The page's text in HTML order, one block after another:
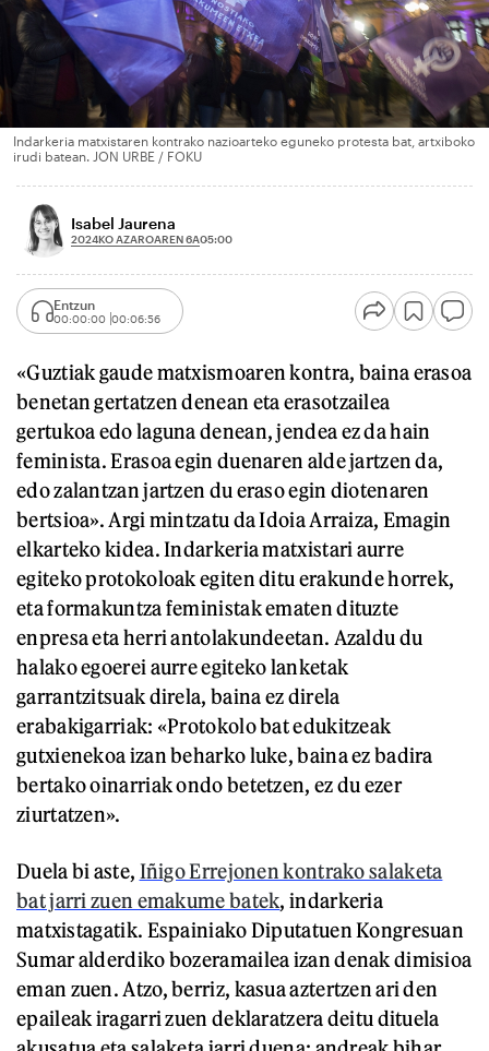
Indarkeria matxistaren kontrako nazioarteko eguneko protesta bat, artxiboko
irudi batean. JON URBE / FOKU
Isabel Jaurena
2024KO AZAROAREN 6A05:00
Entzun
00:00:00 00:06:56
«Guztiak gaude matxismoaren kontra, baina erasoa
benetan gertatzen denean eta erasotzailea
gertukoa edo laguna denean, jendea ez da hain
feminista. Erasoa egin duenaren alde jartzen da,
edo zalantzan jartzen du eraso egin diotenaren
bertsioa». Argi mintzatu da Idoia Arraiza, Emagin
elkarteko kidea. Indarkeria matxistari aurre
egiteko protokoloak egiten ditu erakunde horrek,
eta formakuntza feministak ematen dituzte
enpresa eta herri antolakundeetan. Azaldu du
halako egoerei aurre egiteko lanketak
garrantzitsuak direla, baina ez direla
erabakigarriak: «Protokolo bat edukitzeak
gutxienekoa izan beharko luke, baina ez badira
bertako oinarriak ondo betetzen, ez du ezer
ziurtatzen».
Duela bi aste, Iñigo Errejonen kontrako salaketa
bat jarri zuen emakume batek, indarkeria
matxistagatik. Espainiako Diputatuen Kongresuan
Sumar alderdiko bozeramailea izan denak dimisioa
eman zuen. Atzo, berriz, kasua aztertzen ari den
epaileak iragarri zuen deklaratzera deitu dituela